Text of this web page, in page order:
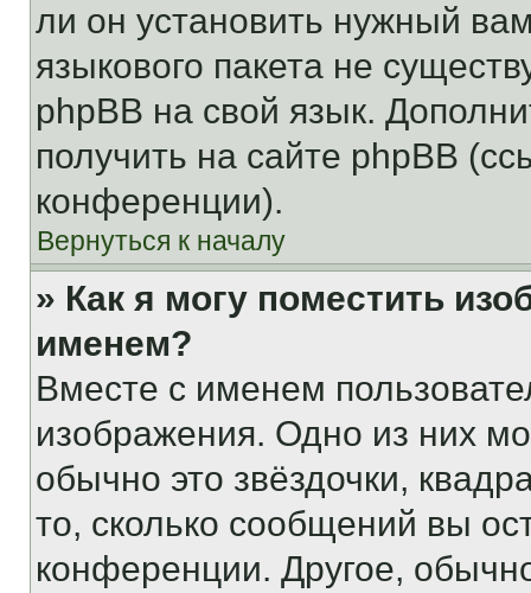
ли он установить нужный
языкового пакета не
phpBB на свой язык.
получить на сайте phpBB
конференции).
Вернуться к началу
» Как я могу поместить
именем?
Вместе с именем
изображения. Одно из них
обычно это звёздочки,
то, сколько сообщений вы
конференции. Другое,